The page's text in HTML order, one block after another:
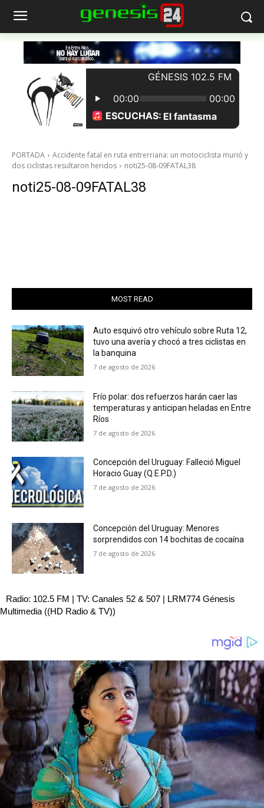
PORTADA
Accidente fatal en ruta entrerriana: un motociclista murió y
dos ciclistas resultaron heridos
noti25-08-09FATAL38
noti25-08-09FATAL38
MOST READ
Auto esquivó otro vehículo sobre Ruta 12,
tuvo una avería y chocó a tres ciclistas en
la banquina
7 de agosto de 2026
Frío polar: dos refuerzos harán caer las
temperaturas y anticipan heladas en Entre
Ríos
7 de agosto de 2026
Concepción del Uruguay: Falleció Miguel
Horacio Guay (Q.E.P.D.)
7 de agosto de 2026
Concepción del Uruguay: Menores
sorprendidos con 14 bochitas de cocaína
7 de agosto de 2026
Radio: 102.5 FM | TV: Canales 52 & 507 | LRM774 Génesis
Multimedia ((HD Radio & TV))